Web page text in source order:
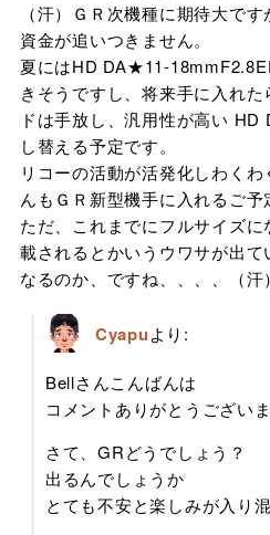
（汗）ＧＲ次機種に期待大で
資金が追いつきません。
夏にはHD DA★11-
きそうですし、将来手に入れ
ドは手放し、汎用性が高い
し替える予定です。
リコーの活動が活発化しわく
んもＧＲ新型機手に入れるご予
ただ、これまでにフルサイズ
載されるとかいうウワサが出
なるのか、ですね、、、、（汗）
Cyapuより:
Bellさんこんばんは
コメントありがとうございま
さて、GRどうでしょう？
出るんでしょうか
とても不安と楽しみが入り